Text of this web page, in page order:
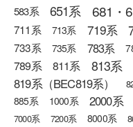
583系 651系 681・
711系 713系 719系
733系 735系 783系
789系 811系 813系
819系（BEC819系）
885系 1000系 2000系
7000系 7200系 8000系